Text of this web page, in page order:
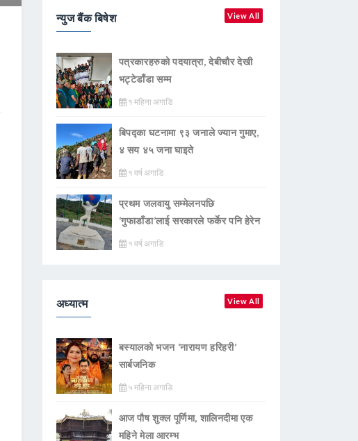
न्युज बैंक बिषेश View All
पत्रकारहरुको पदयात्रा, देबीचौर देखी
भट्टेडाँडा सम्म
१ महिना अगाडि
बिपद्का घटनामा ९३ जनाले ज्यान गुमाए,
४ सय ४५ जना घाइते
१ वर्ष अगाडि
प्रथम जलवायु सम्मेलनपछि
‘गुफाडाँडा’लाई सरकारले फर्केर पनि हेरेन
१ वर्ष अगाडि
अध्यात्म View All
बस्यालको भजन ‘नारायण हरिहरी’
सार्बजनिक
५ महिना अगाडि
आज पौष शुक्ल पूर्णिमा, शालिनदीमा एक
महिने मेला आरम्भ